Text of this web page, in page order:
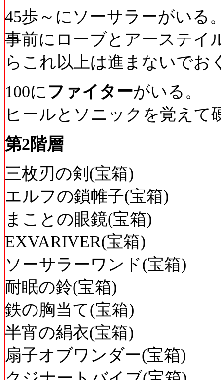
45歩～にソーサラーがいる
事前にローブとアーステイ
らこれ以上は進まないでお
100にファイターがいる。
ヒールとソニックを覚えて
第2階層
三枚刃の剣(宝箱)
エルフの鎖帷子(宝箱)
まことの眼鏡(宝箱)
EXVARIVER(宝箱)
ソーサラーワンド(宝箱)
耐眠の鈴(宝箱)
鉄の胸当て(宝箱)
半宵の絹衣(宝箱)
扇子オブワンダー(宝箱)